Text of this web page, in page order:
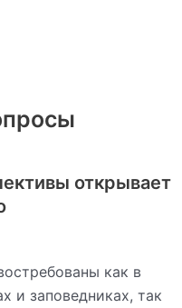
открывает
как в
и заповедниках, так